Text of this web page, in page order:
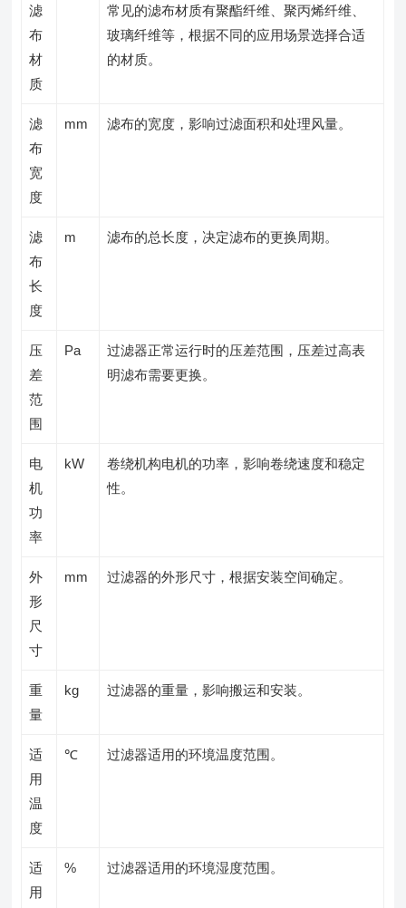
滤
布
材
质
常见的滤布材质有聚酯纤维、聚丙烯纤维、
玻璃纤维等，根据不同的应用场景选择合适
的材质。
滤
布
宽
度
mm 滤布的宽度，影响过滤面积和处理风量。
滤
布
长
度
m 滤布的总长度，决定滤布的更换周期。
压
差
范
围
Pa
过滤器正常运行时的压差范围，压差过高表
明滤布需要更换。
电
机
功
率
kW
卷绕机构电机的功率，影响卷绕速度和稳定
性。
外
形
尺
寸
mm 过滤器的外形尺寸，根据安装空间确定。
重
量
kg 过滤器的重量，影响搬运和安装。
适
用
温
度
℃ 过滤器适用的环境温度范围。
适
用
% 过滤器适用的环境湿度范围。